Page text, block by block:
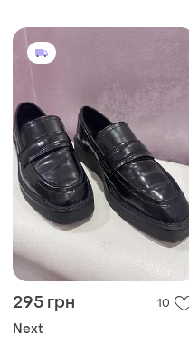
295 грн 10
Next